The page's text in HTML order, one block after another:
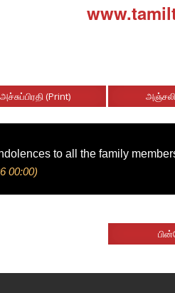
அச்சுப்பிரதி (Print)
to all the family
00:00)